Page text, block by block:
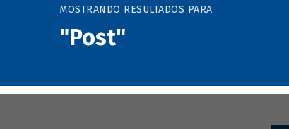
MOSTRANDO RESULTADOS PARA
"Post"